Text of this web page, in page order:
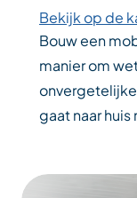
Bekijk op de
Bouw een
manier om
gaat naar